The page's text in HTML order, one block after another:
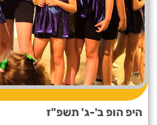
היפ הופ ב'-ג' תשפ"ז